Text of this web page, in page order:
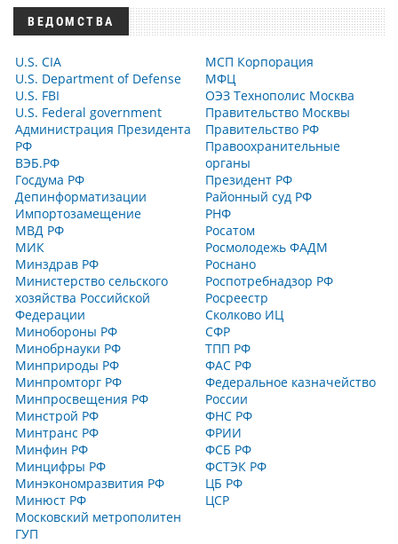
ВЕДОМСТВА
U.S. CIA
U.S. Department of Defense
U.S. FBI
U.S. Federal government
Администрация Президента
РФ
ВЭБ.РФ
Госдума РФ
Депинформатизации
Импортозамещение
МВД РФ
МИК
Минздрав РФ
Министерство сельского
хозяйства Российской
Федерации
Минобороны РФ
Минобрнауки РФ
Минприроды РФ
Минпромторг РФ
Минпросвещения РФ
Минстрой РФ
Минтранс РФ
Минфин РФ
Минцифры РФ
Минэкономразвития РФ
Минюст РФ
Московский метрополитен
ГУП
МСП Корпорация
МФЦ
ОЭЗ Технополис Москва
Правительство Москвы
Правительство РФ
Правоохранительные
органы
Президент РФ
Районный суд РФ
РНФ
Росатом
Росмолодежь ФАДМ
Роснано
Роспотребнадзор РФ
Росреестр
Сколково ИЦ
СФР
ТПП РФ
ФАС РФ
Федеральное казначейство
России
ФНС РФ
ФРИИ
ФСБ РФ
ФСТЭК РФ
ЦБ РФ
ЦСР